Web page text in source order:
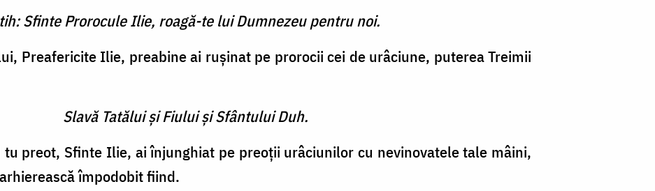
Sfinte Prorocule Ilie, roagă-te lui Dumnezeu pentru noi.
Preafericite Ilie, preabine ai ruşinat pe prorocii cei de urâciune, puterea Treimii
Slavă Tatălui şi Fiului şi Sfântului Duh.
preot, Sfinte Ilie, ai înjunghiat pe preoţii urâciunilor cu nevinovatele tale mâini,
împodobit fiind.